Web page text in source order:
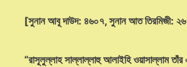
[সুনান আবূ দাউদ: ৪৬০৭, সুনান আত তিরমিজী:
“রাসূলুল্লাহ সাল্লাল্লাহু আলাইহি ওয়াসাল্লাম